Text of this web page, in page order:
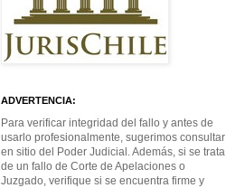
ADVERTENCIA:
Para verificar integridad del fallo y antes de
usarlo profesionalmente, sugerimos consultar
en sitio del Poder Judicial. Además, si se trata
de un fallo de Corte de Apelaciones o
Juzgado, verifique si se encuentra firme y